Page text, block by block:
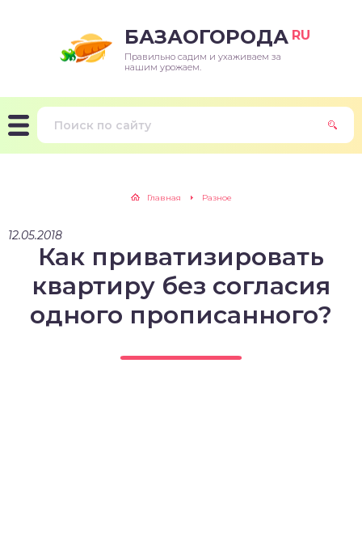
БАЗАОГОРОДА RU
Правильно садим и ухаживаем за
нашим урожаем.
Главная Разное
12.05.2018
Как приватизировать
квартиру без согласия
одного прописанного?